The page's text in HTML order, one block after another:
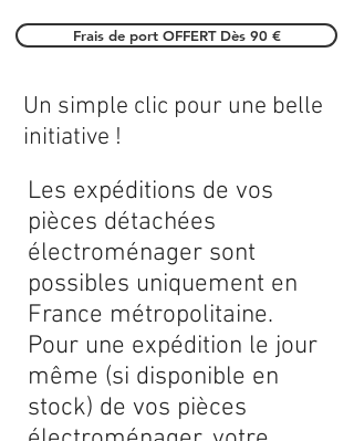
Frais de port OFFERT Dès 90 €
Les expéditions de vos
pièces détachées
électroménager sont
possibles uniquement en
France métropolitaine.
Pour une expédition le jour
même (si disponible en
stock) de vos pièces
Un simple clic pour une belle
initiative !